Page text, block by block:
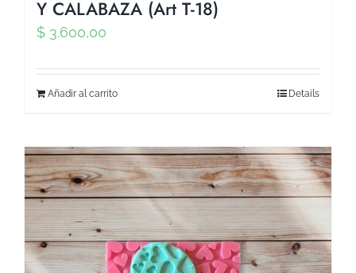
Y CALABAZA (Art T-18)
$ 3.600,00
Añadir al carrito Details